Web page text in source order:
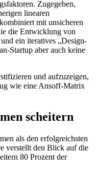
Zugegeben,
linearen
mit unsicheren
die Entwicklung von
ein iteratives „Design-
Startup aber auch keine
und aufzuzeigen,
wie eine Ansoff-Matrix
scheitern
als den erfolgreichsten
verstellt den Blick auf die
80 Prozent der